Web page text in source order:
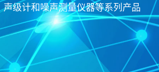
级计和噪声测量仪器等系列产品